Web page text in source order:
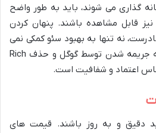
گذاری می شوند، باید به طور واضح
قابل مشاهده باشند. پنهان کردن
نه تنها به بهبود سئو کمکی نمی
کند، بلکه می تواند منجر به جریمه شدن توسط گوگل و حذف Rich
دقیق و به روز باشند. قیمت های